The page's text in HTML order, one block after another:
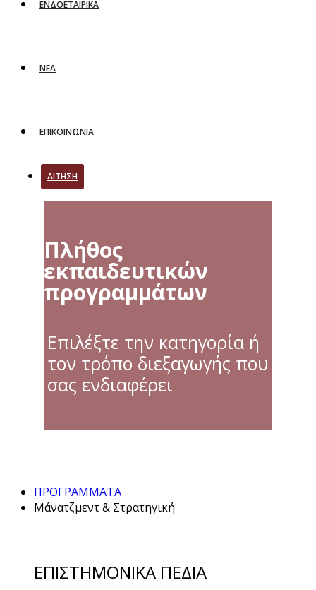
ΕΝΔΟΕΤΑΙΡΙΚΑ
ΝΕΑ
ΕΠΙΚΟΙΝΩΝΙΑ
ΑΙΤΗΣΗ
Πλήθος
εκπαιδευτικών
προγραμμάτων
Επιλέξτε την κατηγορία ή
τον τρόπο διεξαγωγής που
σας ενδιαφέρει
ΠΡΟΓΡΑΜΜΑΤΑ
Μάνατζμεντ & Στρατηγική
ΕΠΙΣΤΗΜΟΝΙΚΑ ΠΕΔΙΑ